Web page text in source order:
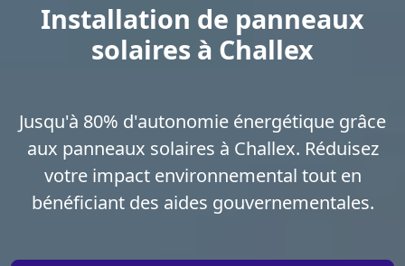
Installation de panneaux
solaires à Challex
Jusqu'à 80% d'autonomie énergétique grâce
aux panneaux solaires à Challex. Réduisez
votre impact environnemental tout en
bénéficiant des aides gouvernementales.